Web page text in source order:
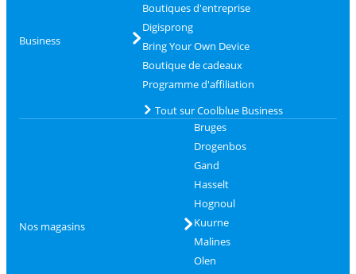
Business
Boutiques d'entreprise
Digisprong
Bring Your Own Device
Boutique de cadeaux
Programme d'affiliation
Tout sur Coolblue Business
Nos magasins
Bruges
Drogenbos
Gand
Hasselt
Hognoul
Kuurne
Malines
Olen